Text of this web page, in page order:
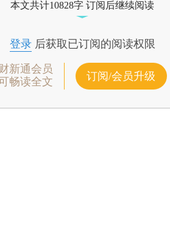
本文共计10828字 订阅后继续阅读
登录后获取已订阅的阅读权限
新通会员
畅读全文
订阅/会员升级